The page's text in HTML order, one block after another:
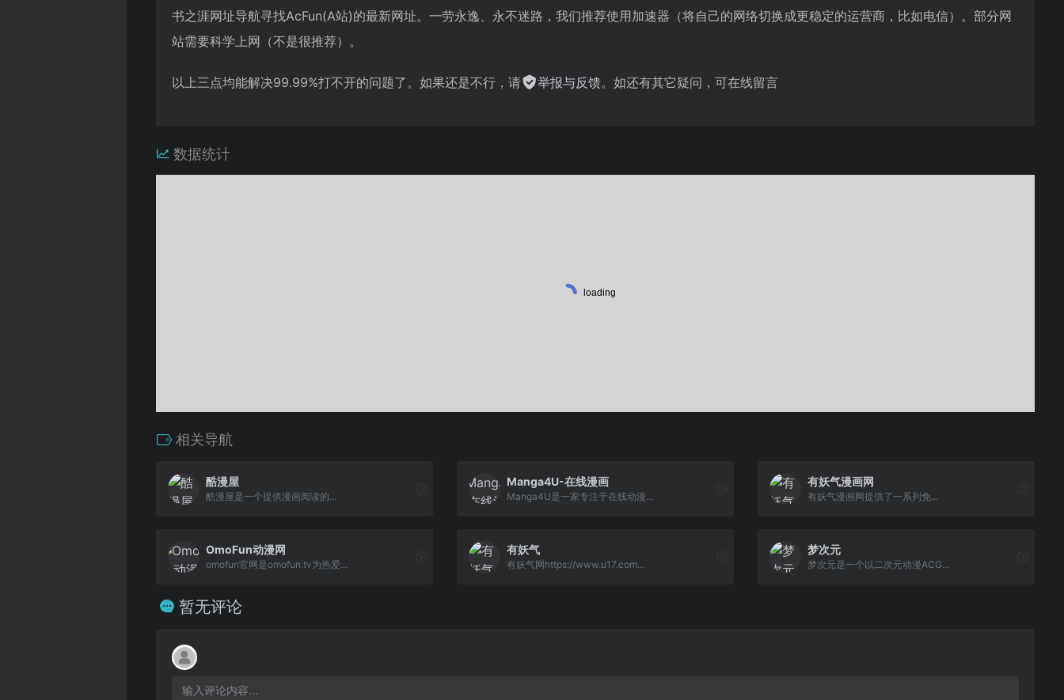
书之涯网址导航寻找AcFun(A站)的最新网址。一劳永逸、永不迷路，我们推荐使用加速器（将自己的网络切换成更稳定的运营商，比如电信）。部分网
站需要科学上网（不是很推荐）。
以上三点均能解决99.99%打不开的问题了。如果还是不行，请 举报与反馈。如还有其它疑问，可在线留言
数据统计
相关导航
酷漫屋
酷漫屋是一个提供漫画阅读的...
Manga4U-在线漫画
Manga4U是一家专注于在线动漫...
有妖气漫画网
有妖气漫画网提供了一系列免...
OmoFun动漫网
omofun官网是omofun.tv为热爱...
有妖气
有妖气网https://www.u17.com...
梦次元
梦次元是一个以二次元动漫ACG...
暂无评论